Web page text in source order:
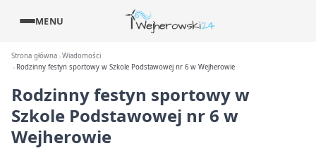
MENU
Strona główna Wiadomości
Rodzinny festyn sportowy w Szkole Podstawowej nr 6 w Wejherowie
Rodzinny festyn sportowy w
Szkole Podstawowej nr 6 w
Wejherowie